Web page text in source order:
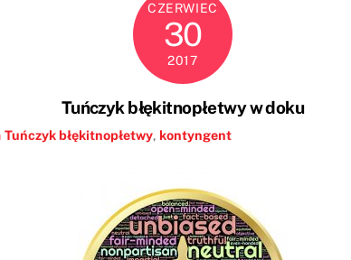
CZERWIEC
30
2017
Tuńczyk błękitnopłetwy w doku
Tuńczyk błękitnopłetwy, kontyngent